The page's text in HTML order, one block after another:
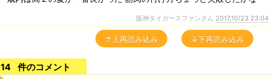
阪神タイガースファンさん 2017,10/23 23:04
↑上再読み込み ↓下再読み込み
14 件のコメント